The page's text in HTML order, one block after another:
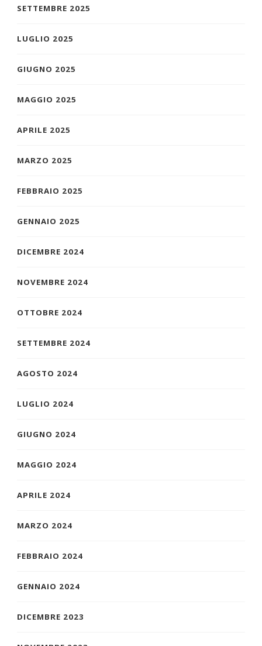
SETTEMBRE 2025
LUGLIO 2025
GIUGNO 2025
MAGGIO 2025
APRILE 2025
MARZO 2025
FEBBRAIO 2025
GENNAIO 2025
DICEMBRE 2024
NOVEMBRE 2024
OTTOBRE 2024
SETTEMBRE 2024
AGOSTO 2024
LUGLIO 2024
GIUGNO 2024
MAGGIO 2024
APRILE 2024
MARZO 2024
FEBBRAIO 2024
GENNAIO 2024
DICEMBRE 2023